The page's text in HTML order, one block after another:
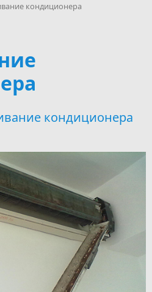
кондиционера
кондиционера